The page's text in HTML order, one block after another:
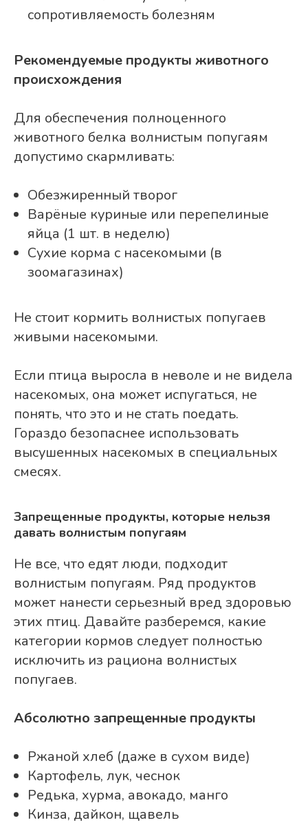
сопротивляемость болезням
Рекомендуемые продукты животного
происхождения
Для обеспечения полноценного
животного белка волнистым попугаям
допустимо скармливать:
Обезжиренный творог
Варёные куриные или перепелиные
яйца (1 шт. в неделю)
Сухие корма с насекомыми (в
зоомагазинах)
Не стоит кормить волнистых попугаев
живыми насекомыми.
Если птица выросла в неволе и не видела
насекомых, она может испугаться, не
понять, что это и не стать поедать.
Гораздо безопаснее использовать
высушенных насекомых в специальных
смесях.
Запрещенные продукты, которые нельзя
давать волнистым попугаям
Не все, что едят люди, подходит
волнистым попугаям. Ряд продуктов
может нанести серьезный вред здоровью
этих птиц. Давайте разберемся, какие
категории кормов следует полностью
исключить из рациона волнистых
попугаев.
Абсолютно запрещенные продукты
Ржаной хлеб (даже в сухом виде)
Картофель, лук, чеснок
Редька, хурма, авокадо, манго
Кинза, дайкон, щавель